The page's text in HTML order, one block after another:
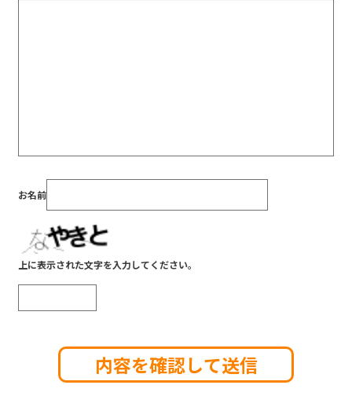
お名前
上に表示された文字を入力してください。